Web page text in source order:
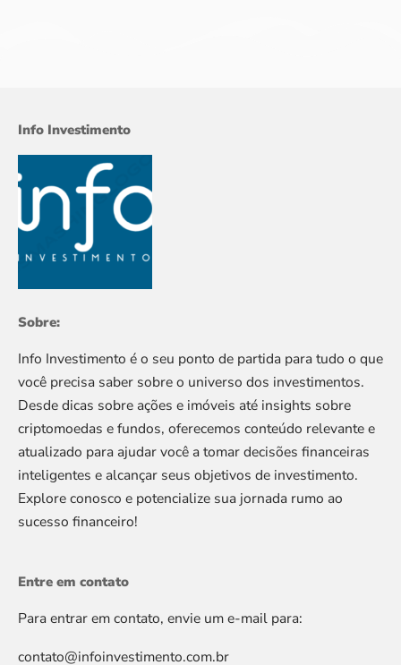
Info Investimento
Sobre:
Info Investimento é o seu ponto de partida para tudo o que
você precisa saber sobre o universo dos investimentos.
Desde dicas sobre ações e imóveis até insights sobre
criptomoedas e fundos, oferecemos conteúdo relevante e
atualizado para ajudar você a tomar decisões financeiras
inteligentes e alcançar seus objetivos de investimento.
Explore conosco e potencialize sua jornada rumo ao
sucesso financeiro!
Entre em contato
Para entrar em contato, envie um e-mail para:
contato@infoinvestimento.com.br